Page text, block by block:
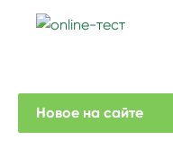
Новое на сайте